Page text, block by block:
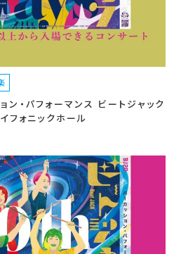
ン・パフォーマンス ビートジャック
フォニックホール